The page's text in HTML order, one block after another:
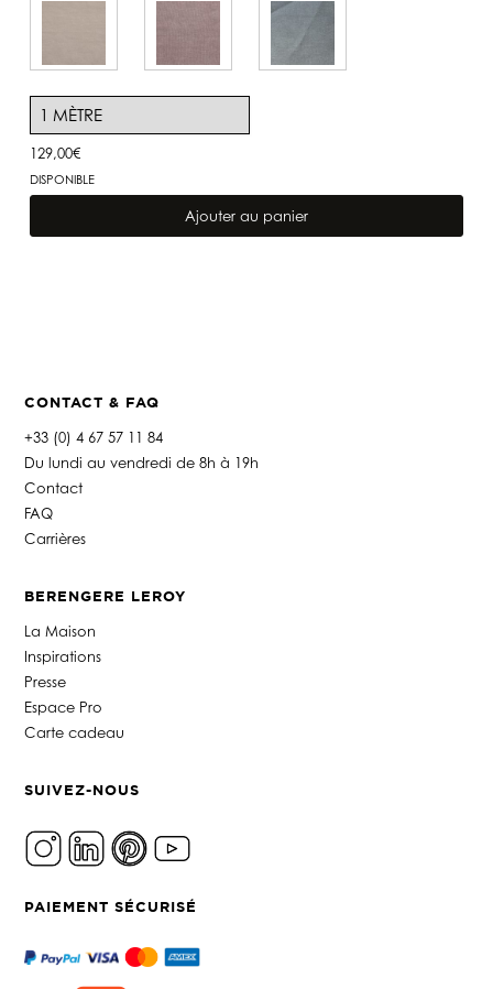
129,00€
DISPONIBLE
quantité
Ajouter au panier
CONTACT & FAQ
+33 (0) 4 67 57 11 84
Du lundi au vendredi de 8h à 19h
Contact
FAQ
Carrières
BERENGERE LEROY
La Maison
Inspirations
Presse
Espace Pro
Carte cadeau
SUIVEZ-NOUS
PAIEMENT SÉCURISÉ